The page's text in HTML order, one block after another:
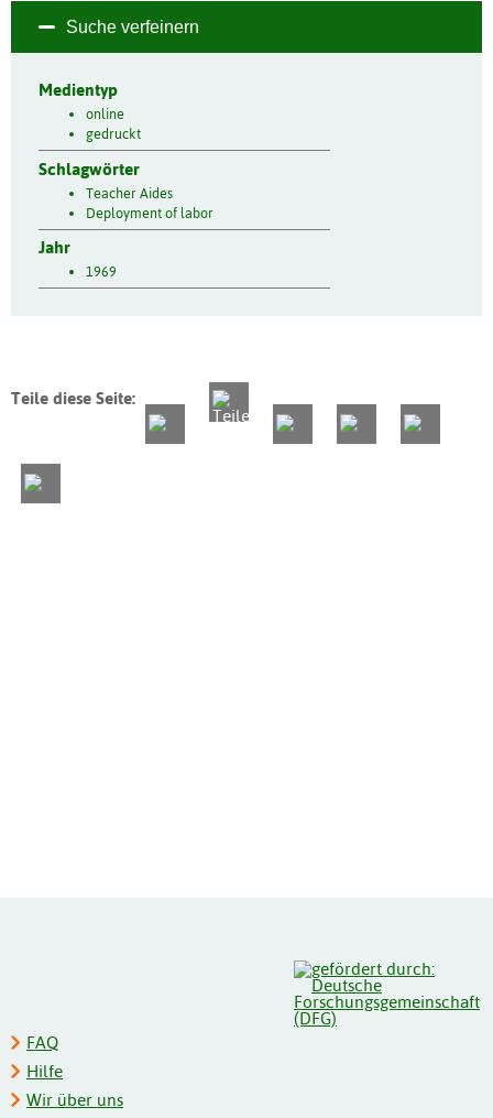
Suche verfeinern
Medientyp
online
gedruckt
Schlagwörter
Teacher Aides
Deployment of labor
Jahr
1969
Teile diese Seite:
FAQ
Hilfe
Wir über uns